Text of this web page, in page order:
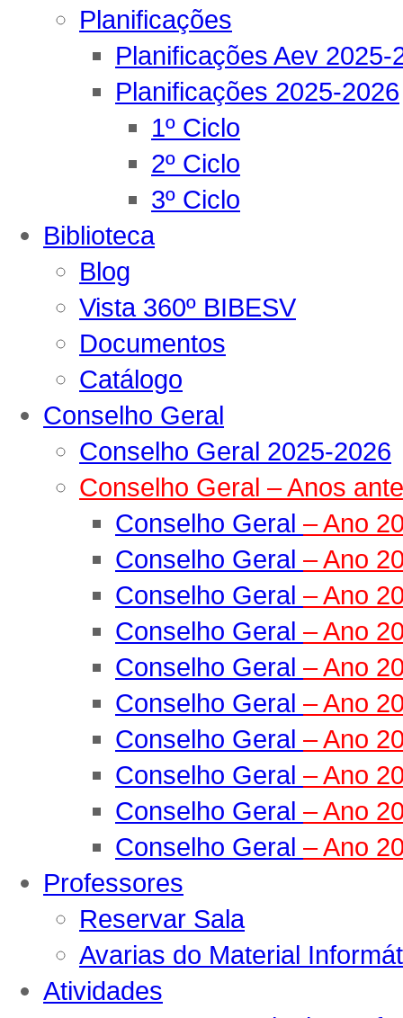
Planificações
Planificações Aev 2025-
Planificações 2025-2026
1º Ciclo
2º Ciclo
3º Ciclo
Biblioteca
Blog
Vista 360º BIBESV
Documentos
Catálogo
Conselho Geral
Conselho Geral 2025-2026
Conselho Geral – Anos
Conselho Geral – Ano
Conselho Geral – Ano
Conselho Geral – Ano
Conselho Geral – Ano
Conselho Geral – Ano
Conselho Geral – Ano
Conselho Geral – Ano
Conselho Geral – Ano
Conselho Geral – Ano
Conselho Geral – Ano
Professores
Reservar Sala
Avarias do Material
Atividades